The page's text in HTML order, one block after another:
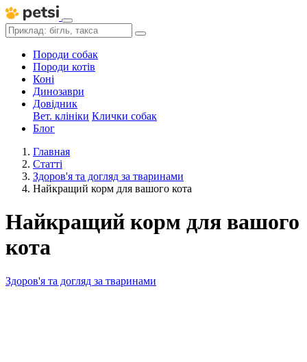
Породи собак
Породи котів
Коні
Динозаври
Довідник
Вет. клініки Клички собак
Блог
Главная
Статті
Здоров'я та догляд за тваринами
Найкращий корм для вашого кота
Найкращий корм для вашого
кота
Здоров'я та догляд за тваринами